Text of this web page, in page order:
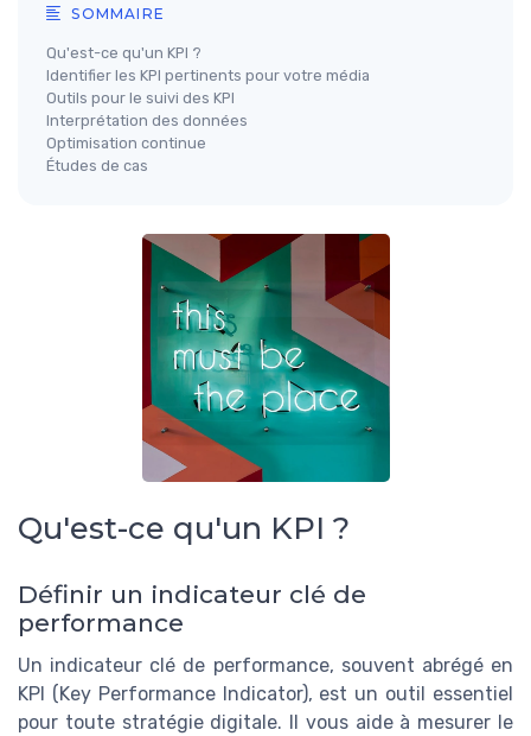
SOMMAIRE
Qu'est-ce qu'un KPI ?
Identifier les KPI pertinents pour votre média
Outils pour le suivi des KPI
Interprétation des données
Optimisation continue
Études de cas
Qu'est-ce qu'un KPI ?
Définir un indicateur clé de
performance
Un indicateur clé de performance, souvent abrégé en
KPI (Key Performance Indicator), est un outil essentiel
pour toute stratégie digitale. Il vous aide à mesurer le